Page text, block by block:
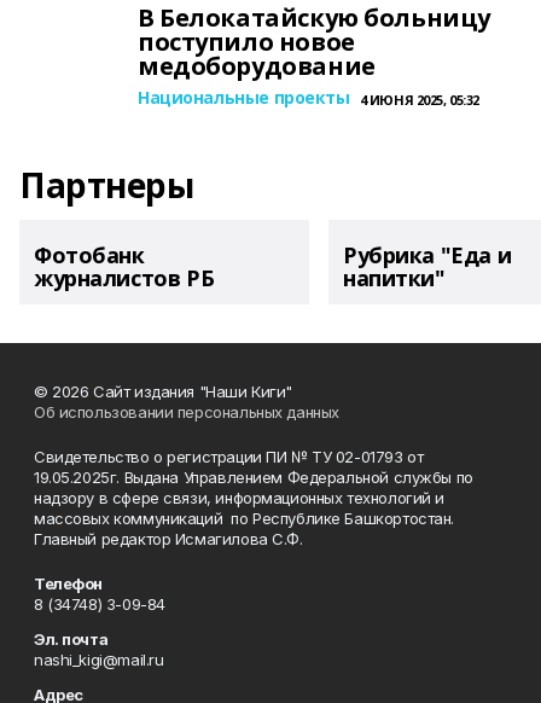
В Белокатайскую больницу
поступило новое
медоборудование
Национальные проекты 4 ИЮНЯ 2025, 05:32
Партнеры
Фотобанк
журналистов РБ
Рубрика "Еда и
напитки"
© 2026 Сайт издания "Наши Киги"
Об использовании персональных данных
Свидетельство о регистрации ПИ № ТУ 02-01793 от
19.05.2025г. Выдана Управлением Федеральной службы по
надзору в сфере связи, информационных технологий и
массовых коммуникаций по Республике Башкортостан.
Главный редактор Исмагилова С.Ф.
Телефон
8 (34748) 3-09-84
Эл. почта
nashi_kigi@mail.ru
Адрес